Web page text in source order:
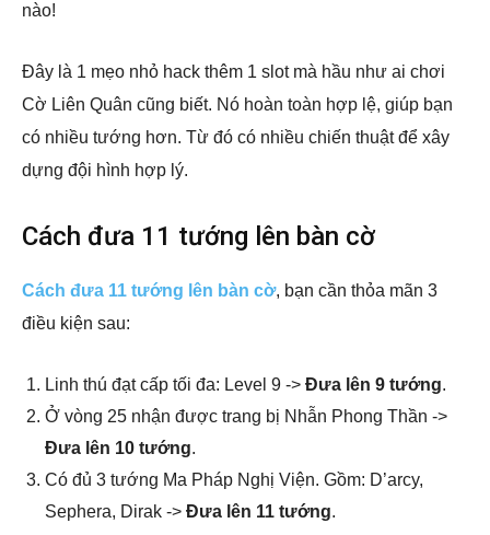
nào!
Đây là 1 mẹo nhỏ hack thêm 1 slot mà hầu như ai chơi
Cờ Liên Quân cũng biết. Nó hoàn toàn hợp lệ, giúp bạn
có nhiều tướng hơn. Từ đó có nhiều chiến thuật để xây
dựng đội hình hợp lý.
Cách đưa 11 tướng lên bàn cờ
Cách đưa 11 tướng lên bàn cờ, bạn cần thỏa mãn 3
điều kiện sau:
Linh thú đạt cấp tối đa: Level 9 -> Đưa lên 9 tướng.
Ở vòng 25 nhận được trang bị Nhẫn Phong Thần ->
Đưa lên 10 tướng.
Có đủ 3 tướng Ma Pháp Nghị Viện. Gồm: D’arcy,
Sephera, Dirak -> Đưa lên 11 tướng.